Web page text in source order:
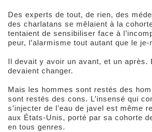
Des experts de tout, de rien, des
des charlatans se mêlaient à la
tentaient de sensibiliser face à
peur, l’alarmisme tout autant que le je-
Il devait y avoir un avant, et un après.
devaient changer.
Mais les hommes sont restés des
sont restés des cons. L’insensé qui
s’injecter de l’eau de javel est même
aux États-Unis, porté par sa cohorte
en tous genres.